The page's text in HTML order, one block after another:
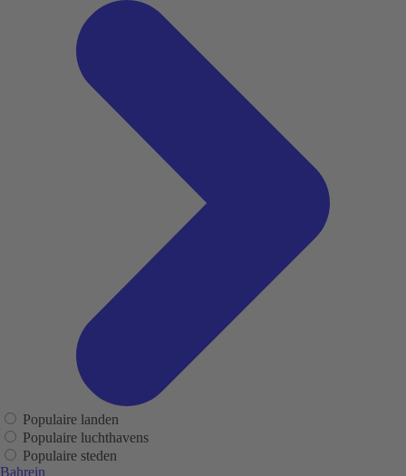
Populaire landen
Populaire luchthavens
Populaire steden
Bahrein